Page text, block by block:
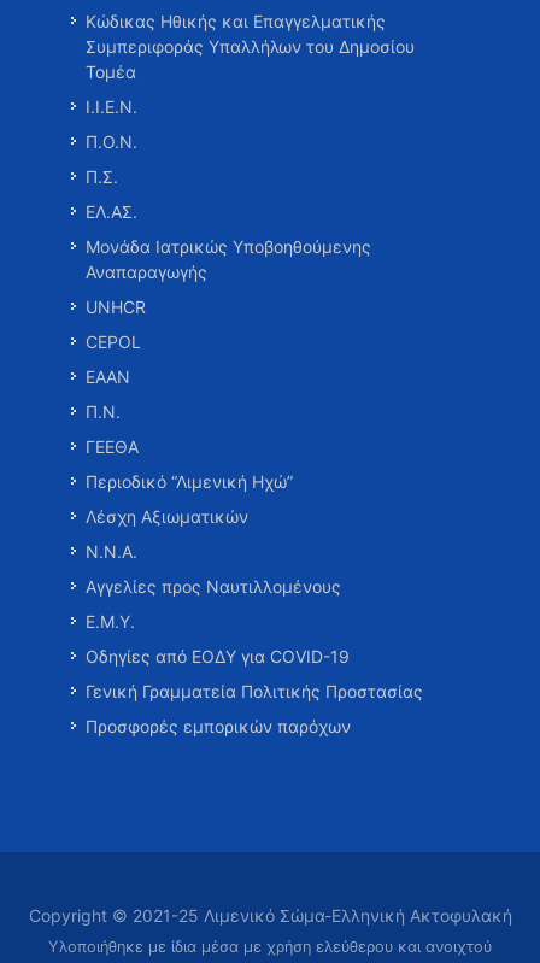
Κώδικας Ηθικής και Επαγγελματικής
Συμπεριφοράς Υπαλλήλων του Δημοσίου
Τομέα
Ι.Ι.Ε.Ν.
Π.Ο.Ν.
Π.Σ.
ΕΛ.ΑΣ.
Μονάδα Ιατρικώς Υποβοηθούμενης
Αναπαραγωγής
UNHCR
CEPOL
ΕΑΑΝ
Π.Ν.
ΓΕΕΘΑ
Περιοδικό “Λιμενική Ηχώ”
Λέσχη Αξιωματικών
Ν.Ν.Α.
Αγγελίες προς Ναυτιλλομένους
Ε.Μ.Υ.
Οδηγίες από ΕΟΔΥ για COVID-19
Γενική Γραμματεία Πολιτικής Προστασίας
Προσφορές εμπορικών παρόχων
Copyright © 2021-25 Λιμενικό Σώμα-Ελληνική Ακτοφυλακή
Υλοποιήθηκε με ίδια μέσα με χρήση ελεύθερου και ανοιχτού